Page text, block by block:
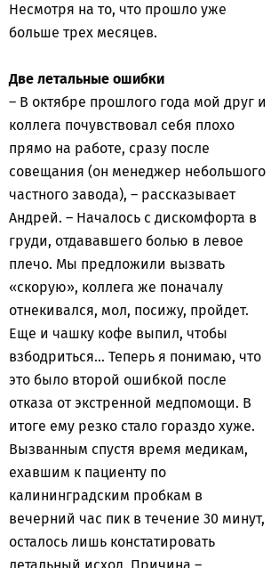
Несмотря на то, что прошло уже
больше трех месяцев.
Две летальные ошибки
– В октябре прошлого года мой друг и
коллега почувствовал себя плохо
прямо на работе, сразу после
совещания (он менеджер небольшого
частного завода), – рассказывает
Андрей. – Началось с дискомфорта в
груди, отдававшего болью в левое
плечо. Мы предложили вызвать
«скорую», коллега же поначалу
отнекивался, мол, посижу, пройдет.
Еще и чашку кофе выпил, чтобы
взбодриться… Теперь я понимаю, что
это было второй ошибкой после
отказа от экстренной медпомощи. В
итоге ему резко стало гораздо хуже.
Вызванным спустя время медикам,
ехавшим к пациенту по
калининградским пробкам в
вечерний час пик в течение 30 минут,
осталось лишь констатировать